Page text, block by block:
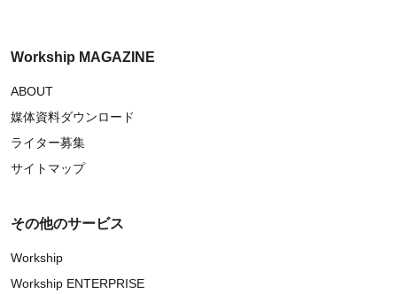
Workship MAGAZINE
ABOUT
媒体資料ダウンロード
ライター募集
サイトマップ
その他のサービス
Workship
Workship ENTERPRISE